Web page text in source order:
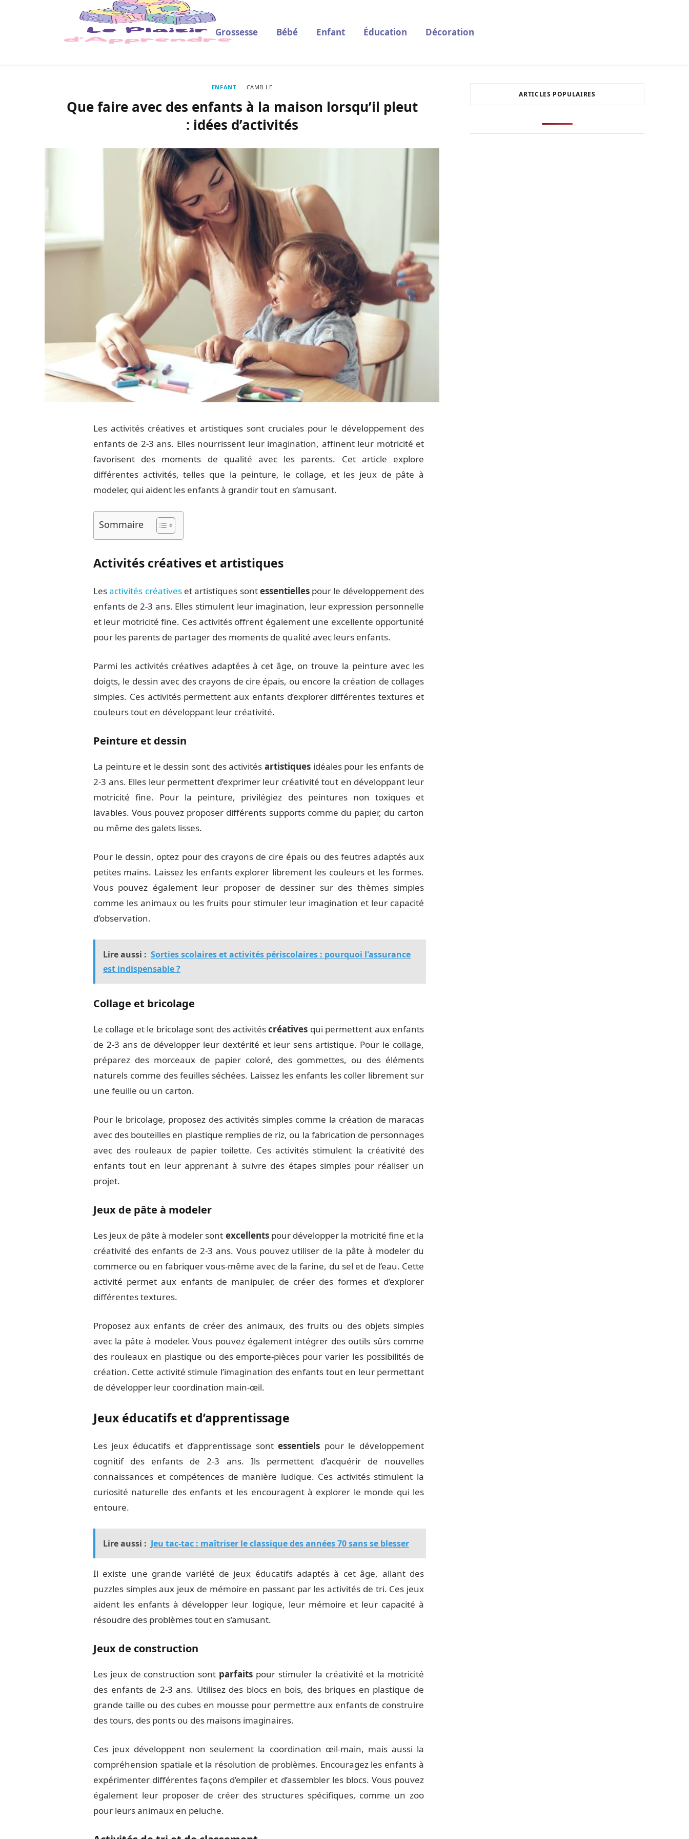
Grossesse Bébé Enfant Éducation Décoration
ENFANT CAMILLE
Que faire avec des enfants à la maison lorsqu’il pleut
: idées d’activités
Les activités créatives et artistiques sont cruciales pour le développement des
enfants de 2-3 ans. Elles nourrissent leur imagination, affinent leur motricité et
favorisent des moments de qualité avec les parents. Cet article explore
différentes activités, telles que la peinture, le collage, et les jeux de pâte à
modeler, qui aident les enfants à grandir tout en s’amusant.
Sommaire
Activités créatives et artistiques
Lesactivités créativeset artistiques sontessentiellespour le développement des
enfants de 2-3 ans. Elles stimulent leur imagination, leur expression personnelle
et leur motricité fine. Ces activités offrent également une excellente opportunité
pour les parents de partager des moments de qualité avec leurs enfants.
Parmi les activités créatives adaptées à cet âge, on trouve la peinture avec les
doigts, le dessin avec des crayons de cire épais, ou encore la création de collages
simples. Ces activités permettent aux enfants d’explorer différentes textures et
couleurs tout en développant leur créativité.
Peinture et dessin
La peinture et le dessin sont des activités artistiquesidéales pour les enfants de
2-3 ans. Elles leur permettent d’exprimer leur créativité tout en développant leur
motricité fine. Pour la peinture, privilégiez des peintures non toxiques et
lavables. Vous pouvez proposer différents supports comme du papier, du carton
ou même des galets lisses.
Pour le dessin, optez pour des crayons de cire épais ou des feutres adaptés aux
petites mains. Laissez les enfants explorer librement les couleurs et les formes.
Vous pouvez également leur proposer de dessiner sur des thèmes simples
comme les animaux ou les fruits pour stimuler leur imagination et leur capacité
d’observation.
Lire aussi : Sorties scolaires et activités périscolaires : pourquoi l'assurance
est indispensable ?
Collage et bricolage
Le collage et le bricolage sont des activitéscréatives qui permettent aux enfants
de 2-3 ans de développer leur dextérité et leur sens artistique. Pour le collage,
préparez des morceaux de papier coloré, des gommettes, ou des éléments
naturels comme des feuilles séchées. Laissez les enfants les coller librement sur
une feuille ou un carton.
Pour le bricolage, proposez des activités simples comme la création de maracas
avec des bouteilles en plastique remplies de riz, ou la fabrication de personnages
avec des rouleaux de papier toilette. Ces activités stimulent la créativité des
enfants tout en leur apprenant à suivre des étapes simples pour réaliser un
projet.
Jeux de pâte à modeler
Les jeux de pâte à modeler sont excellentspour développer la motricité fine et la
créativité des enfants de 2-3 ans. Vous pouvez utiliser de la pâte à modeler du
commerce ou en fabriquer vous-même avec de la farine, du sel et de l’eau. Cette
activité permet aux enfants de manipuler, de créer des formes et d’explorer
différentes textures.
Proposez aux enfants de créer des animaux, des fruits ou des objets simples
avec la pâte à modeler. Vous pouvez également intégrer des outils sûrs comme
des rouleaux en plastique ou des emporte-pièces pour varier les possibilités de
création. Cette activité stimule l’imagination des enfants tout en leur permettant
de développer leur coordination main-œil.
Jeux éducatifs et d’apprentissage
Les jeux éducatifs et d’apprentissage sontessentiels pour le développement
cognitif des enfants de 2-3 ans. Ils permettent d’acquérir de nouvelles
connaissances et compétences de manière ludique. Ces activités stimulent la
curiosité naturelle des enfants et les encouragent à explorer le monde qui les
entoure.
Lire aussi : Jeu tac-tac : maîtriser le classique des années 70 sans se blesser
Il existe une grande variété de jeux éducatifs adaptés à cet âge, allant des
puzzles simples aux jeux de mémoire en passant par les activités de tri. Ces jeux
aident les enfants à développer leur logique, leur mémoire et leur capacité à
résoudre des problèmes tout en s’amusant.
Jeux de construction
Les jeux de construction sont parfaits pour stimuler la créativité et la motricité
des enfants de 2-3 ans. Utilisez des blocs en bois, des briques en plastique de
grande taille ou des cubes en mousse pour permettre aux enfants de construire
des tours, des ponts ou des maisons imaginaires.
Ces jeux développent non seulement la coordination œil-main, mais aussi la
compréhension spatiale et la résolution de problèmes. Encouragez les enfants à
expérimenter différentes façons d’empiler et d’assembler les blocs. Vous pouvez
également leur proposer de créer des structures spécifiques, comme un zoo
pour leurs animaux en peluche.
ARTICLES POPULAIRES